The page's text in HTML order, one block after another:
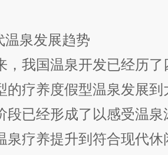
泉发展趋势
我国温泉开发已经历了
的疗养度假型温泉发展
段已经形成了以感受温
泉疗养提升到符合现代